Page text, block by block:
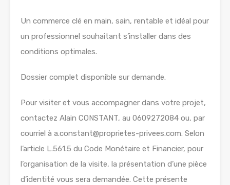
Un commerce clé en main, sain, rentable et idéal pour
un professionnel souhaitant s’installer dans des
conditions optimales.
Dossier complet disponible sur demande.
Pour visiter et vous accompagner dans votre projet,
contactez Alain CONSTANT, au 0609272084 ou, par
courriel à a.constant@proprietes-privees.com. Selon
l’article L.561.5 du Code Monétaire et Financier, pour
l’organisation de la visite, la présentation d’une pièce
d’identité vous sera demandée. Cette présente